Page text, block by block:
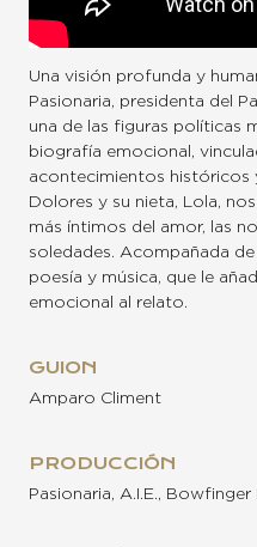
Una visión profunda y
Pasionaria, presidenta del
una de las figuras políticas
biografía emocional,
acontecimientos históricos
Dolores y su nieta, Lola,
más íntimos del amor, las
soledades. Acompañada
poesía y música, que le
emocional al relato.
GUION
Amparo Climent
PRODUCCIÓN
Pasionaria, A.I.E.,